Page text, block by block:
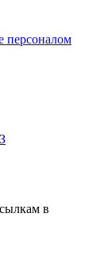
персоналом
в